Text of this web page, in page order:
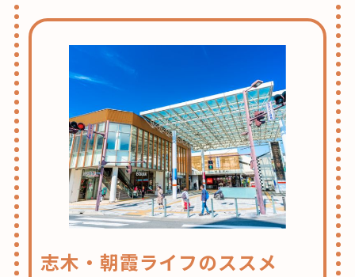
志木・朝霞ライフのススメ